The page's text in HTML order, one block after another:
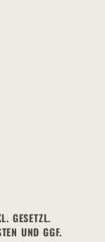
GESETZL.
UND GGF.